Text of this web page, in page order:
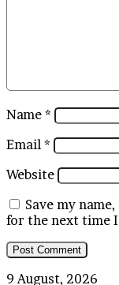
Name *
Email *
Website
Save my
for the next time
Kabar
9 August, 2026